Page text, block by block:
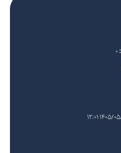
0
1405/05/12